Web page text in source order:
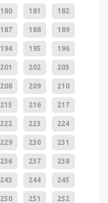
180 181 182
187 188 189
194 195 196
201 202 203
208 209 210
215 216 217
222 223 224
229 230 231
236 237 238
243 244 245
250 251 252